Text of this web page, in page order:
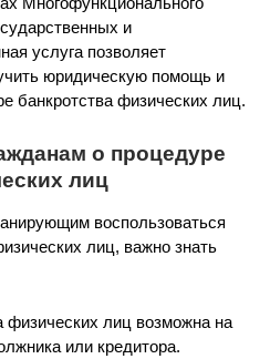
и
услуга позволяет
юридическую помощь и
банкротства физических лиц.
о процедуре
лиц
воспользоваться
лиц, важно знать
физических лиц возможна на
или кредитора.